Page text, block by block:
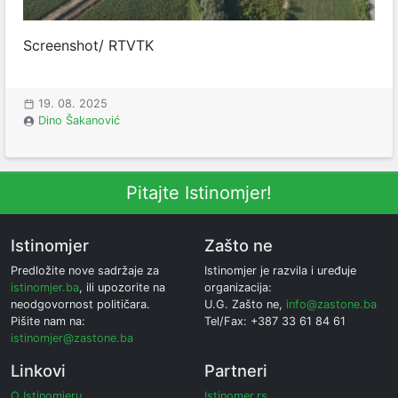
Screenshot/ RTVTK
19. 08. 2025
Dino Šakanović
Pitajte Istinomjer!
Istinomjer
Predložite nove sadržaje za
istinomjer.ba, ili upozorite na
neodgovornost političara.
Pišite nam na:
istinomjer@zastone.ba
Zašto ne
Istinomjer je razvila i uređuje
organizacija:
U.G. Zašto ne, info@zastone.ba
Tel/Fax: +387 33 61 84 61
Linkovi Partneri